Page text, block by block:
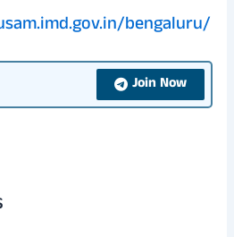
bengaluru/
Join Now